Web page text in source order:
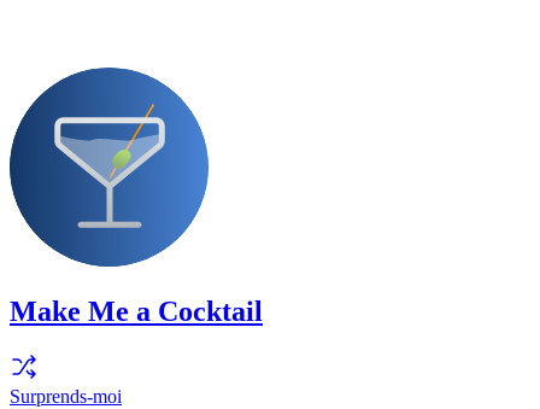
Make Me a Cocktail
Surprends-moi